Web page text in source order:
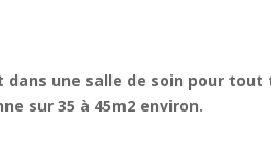
une salle de soin pour
sur 35 à 45m2 environ.